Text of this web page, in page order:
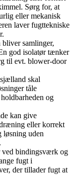
Sørg for, at
eller mekanisk
laver fugttekniske
samlinger,
god isolatør tænker
til evt. blower‑door
skal
tåle
og
kan give
eller korrekt
løsning uden
bindingsværk og
fugt i
der tillader fugt at